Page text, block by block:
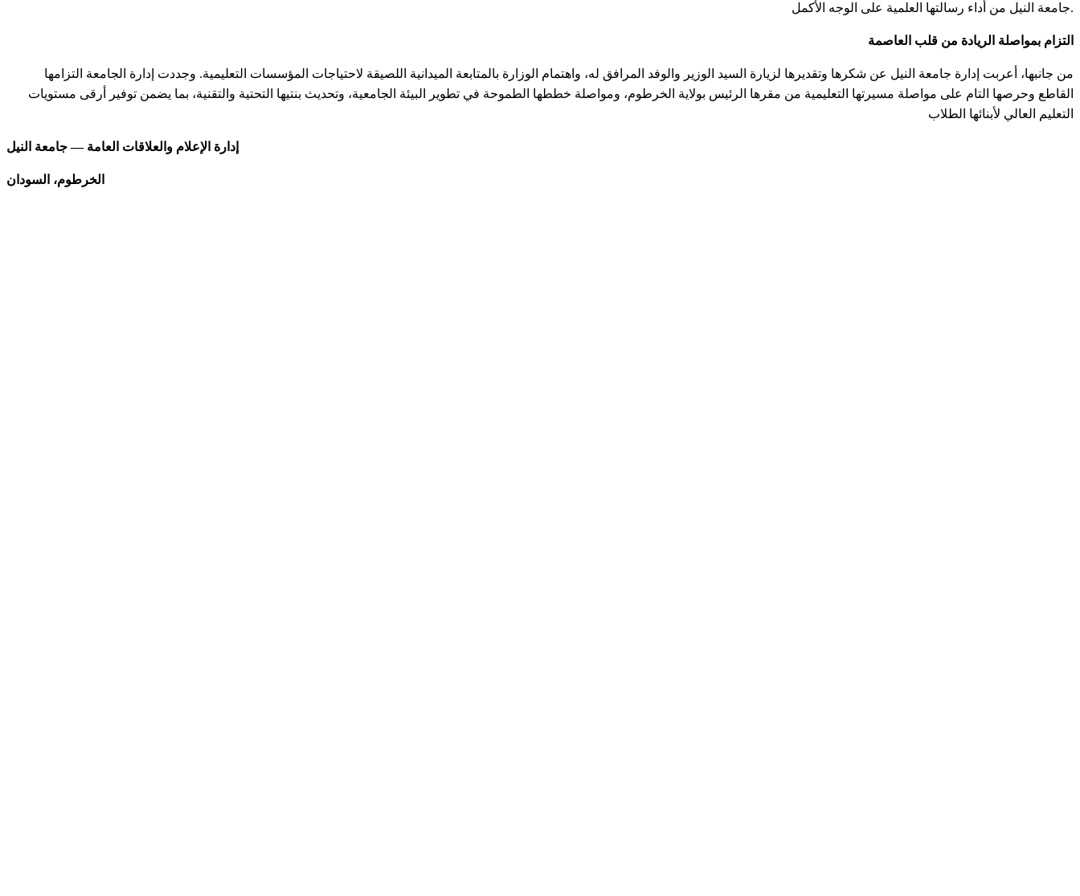
جامعة النيل من أداء رسالتها العلمية على الوجه الأكمل.
التزام بمواصلة الريادة من قلب العاصمة
من جانبها، أعربت إدارة جامعة النيل عن شكرها وتقديرها لزيارة السيد الوزير والوفد المرافق له، واهتمام الوزارة بالمتابعة الميدانية اللصيقة لاحتياجات المؤسسات التعليمية. وجددت إدارة الجامعة التزامها
القاطع وحرصها التام على مواصلة مسيرتها التعليمية من مقرها الرئيس بولاية الخرطوم، ومواصلة خططها الطموحة في تطوير البيئة الجامعية، وتحديث بنتيها التحتية والتقنية، بما يضمن توفير أرقى مستويات
التعليم العالي لأبنائها الطلاب
إدارة الإعلام والعلاقات العامة — جامعة النيل
الخرطوم، السودان